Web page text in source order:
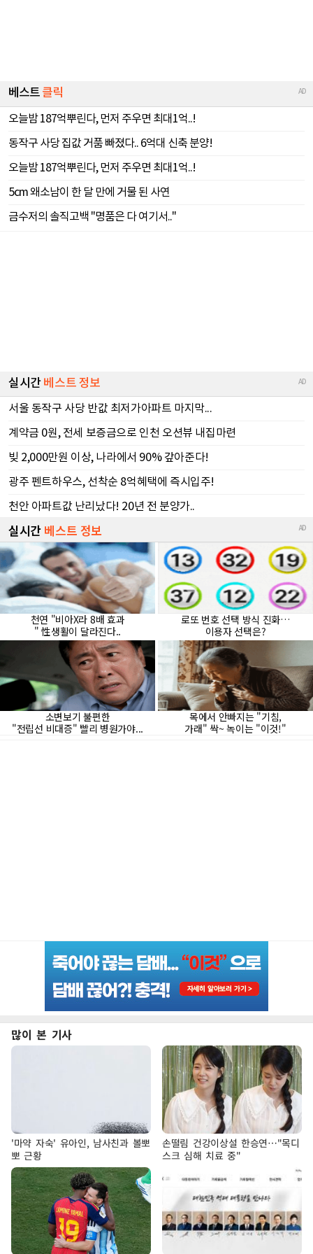
많이 본 기사
'마약 자숙' 유아인, 남사친과 볼뽀
뽀 근황
손떨림 건강이상설 한승연…"목디
스크 심해 치료 중"